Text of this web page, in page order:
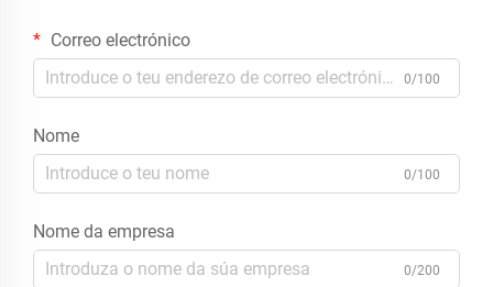
Correo electrónico
0/100
Nome
0/100
Nome da empresa
0/200